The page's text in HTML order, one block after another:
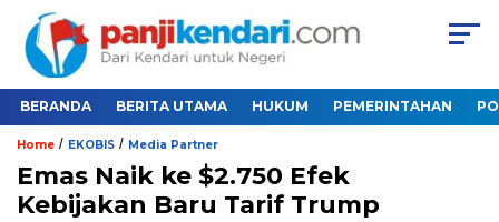
BERANDA BERITA UTAMA HUKUM PEMERINTAHAN
Home / EKOBIS / Media Partner
Emas Naik ke $2.750 Efek
Kebijakan Baru Tarif Trump